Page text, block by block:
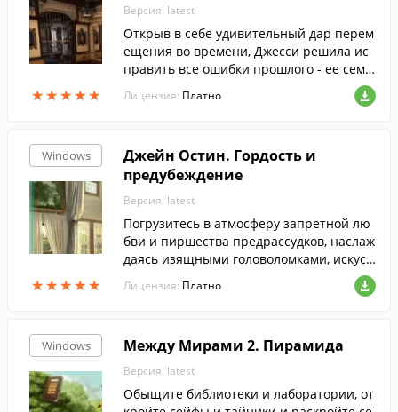
★★★★★
★★★★★
Версия: latest
Открыв в себе удивительный дар перем
ещения во времени, Джесси решила ис
править все ошибки прошлого - ее семе
Лицензия: Платно
Windows
★★★★★
★★★★★
Джейн Остин. Гордость и
предубеждение
Версия: latest
Погрузитесь в атмосферу запретной лю
бви и пиршества предрассудков, наслаж
даясь изящными головоломками, искусн
ыми сценами поиска предметов и велик
олепно воссозданным антуражем.
Лицензия: Платно
Windows Между Мирами 2. Пирамида
Версия: latest
Обыщите библиотеки и лаборатории, от